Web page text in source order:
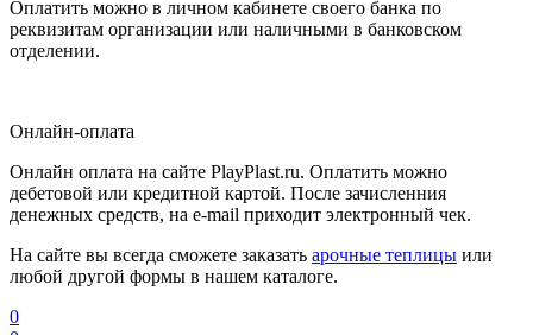
Оплатить можно в личном кабинете своего банка по
реквизитам организации или наличными в банковском
отделении.
Онлайн-оплата
Онлайн оплата на сайте PlayPlast.ru. Оплатить можно
дебетовой или кредитной картой. После зачисленния
денежных средств, на e-mail приходит электронный чек.
На сайте вы всегда сможете заказать арочные теплицы или
любой другой формы в нашем каталоге.
0